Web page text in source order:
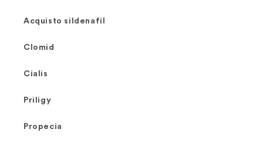
Acquisto sildenafil
Clomid
Cialis
Priligy
Propecia